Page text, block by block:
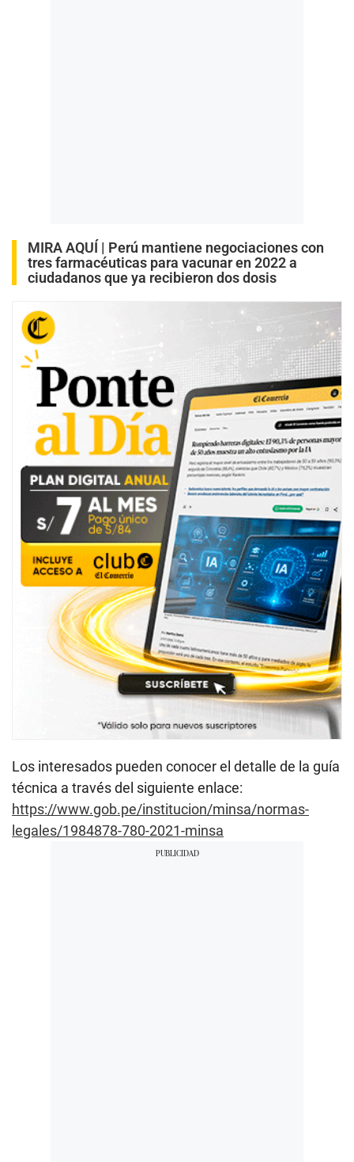
MIRA AQUÍ | Perú mantiene negociaciones con
tres farmacéuticas para vacunar en 2022 a
ciudadanos que ya recibieron dos dosis
Los interesados pueden conocer el detalle de la guía
técnica a través del siguiente enlace:
https://www.gob.pe/institucion/minsa/normas-
legales/1984878-780-2021-minsa